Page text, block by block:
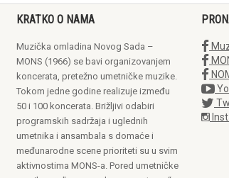
KRATKO O NAMA
Muzička omladina Novog Sada –
MONS (1966) se bavi organizovanjem
koncerata, pretežno umetničke muzike.
Tokom jedne godine realizuje između
50 i 100 koncerata. Brižljivi odabiri
programskih sadržaja i uglednih
umetnika i ansambala s domaće i
međunarodne scene prioriteti su u svim
aktivnostima MONS-a. Pored umetničke